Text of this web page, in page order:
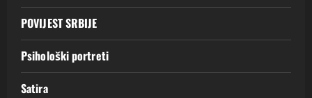
POVIJEST SRBIJE
Psihološki portreti
Satira